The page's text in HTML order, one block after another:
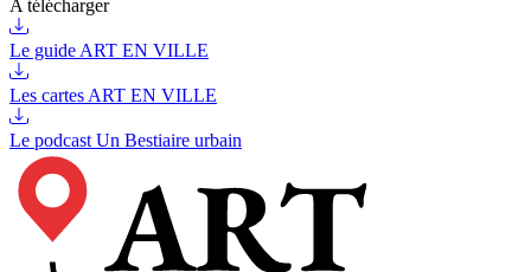
A télécharger
Le guide ART EN VILLE
Les cartes ART EN VILLE
Le podcast Un Bestiaire urbain